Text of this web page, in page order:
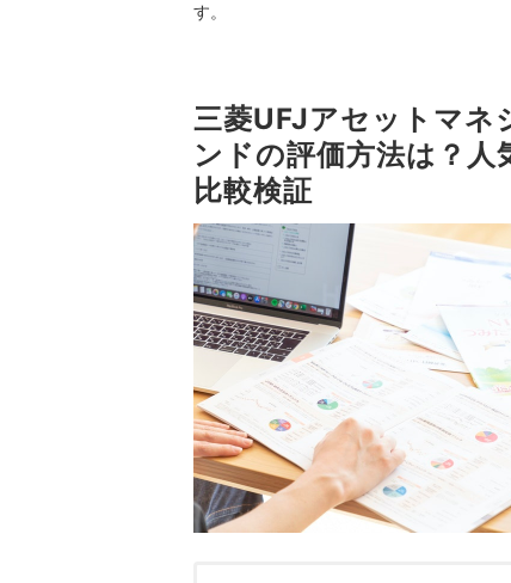
す。
三菱UFJアセットマネ
ンドの評価方法は？
比較検証